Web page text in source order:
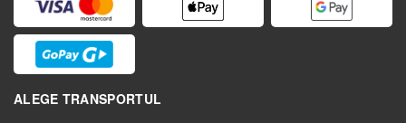
ALEGE TRANSPORTUL